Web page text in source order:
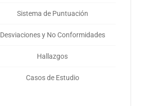
Sistema de Puntuación
Desviaciones y No Conformidades
Hallazgos
Casos de Estudio